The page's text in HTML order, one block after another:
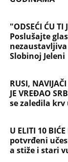
"ODSEĆI ĆU TI
Poslušajte
Slobinoj Jeleni
RUSI,
JE VREĐAO
se zaledila krv
U ELITI 10
potvrđeni
a stiže i stari